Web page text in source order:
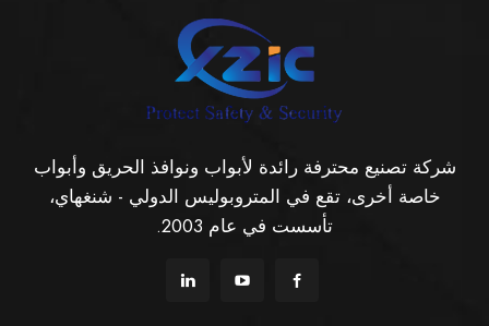
شركة تصنيع محترفة رائدة لأبواب ونوافذ الحريق وأبواب
خاصة أخرى، تقع في المتروبوليس الدولي - شنغهاي،
تأسست في عام 2003.